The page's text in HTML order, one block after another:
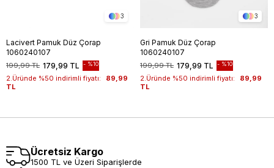
3
Lacivert Pamuk Düz Çorap
1060240107
179,99 TL
199,99 TL %10
2.Üründe %50 indirimli fiyatı:
89,99
TL
3
Gri Pamuk Düz Çorap
1060240107
179,99 TL
199,99 TL %10
2.Üründe %50 indirimli fiyatı:
89,99
TL
Ücretsiz Kargo
1500 TL ve Üzeri Siparişlerde